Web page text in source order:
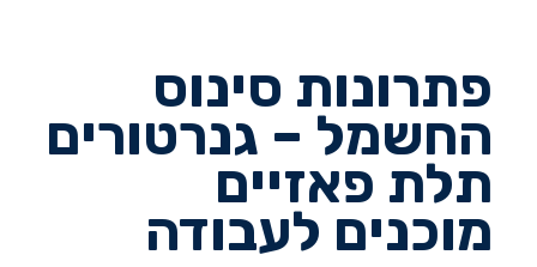
פתרונות סינוס
החשמל – גנרטורים
תלת פאזיים
מוכנים לעבודה